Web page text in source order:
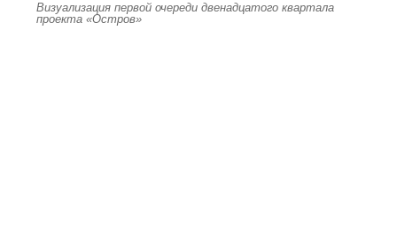
Визуализация первой очереди двенадцатого квартала
проекта «Остров»